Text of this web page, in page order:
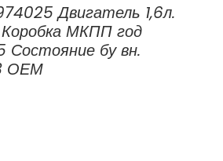
Двигатель 1,6л.
Коробка МКПП год
Состояние бу вн.
ОЕМ